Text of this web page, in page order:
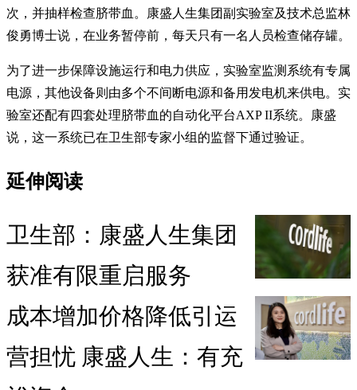
次，并抽样检查脐带血。康盛人生集团副实验室及技术总监林
俊勇博士说，在业务暂停前，每天只有一名人员检查储存罐。
为了进一步保障设施运行和电力供应，实验室监测系统有专属
电源，其他设备则由多个不间断电源和备用发电机来供电。实
验室还配有四套处理脐带血的自动化平台AXP II系统。康盛
说，这一系统已在卫生部专家小组的监督下通过验证。
延伸阅读
卫生部：康盛人生集团
获准有限重启服务
成本增加价格降低引运
营担忧 康盛人生：有充